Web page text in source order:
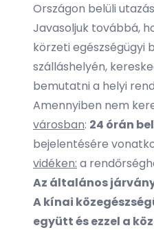
Országon belüli
Javasoljuk továbbá,
körzeti egészségügyi
szálláshelyén,
bemutatni a helyi
Amennyiben nem
városban: 24 órán
bejelentésére
vidéken: a
Az általános
A kínai
együtt és ezzel a